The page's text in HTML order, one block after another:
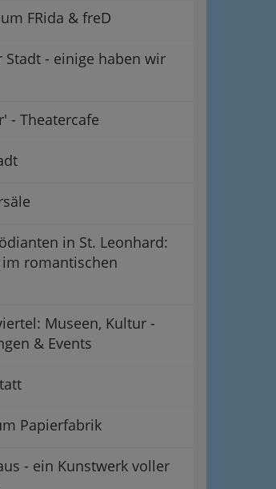
FRida & freD
Stadt - einige haben wir
- Theatercafe
in St. Leonhard:
romantischen
Museen, Kultur -
& Events
Papierfabrik
- ein Kunstwerk voller